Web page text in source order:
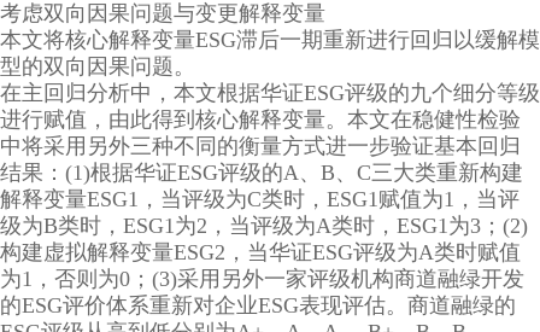
考虑双向因果问题与变更解释变量
本文将核心解释变量ESG滞后一期重新进行回归以缓解模
型的双向因果问题。
在主回归分析中，本文根据华证ESG评级的九个细分等级
进行赋值，由此得到核心解释变量。本文在稳健性检验
中将采用另外三种不同的衡量方式进一步验证基本回归
结果： (1)根据华证ESG评级的A、 B、 C三大类重新构建
解释变量ESG1 ，当评级为C类时， ESG1赋值为1 ，当评
级为B类时， ESG1为2 ，当评级为A类时， ESG1为3 ； (2)
构建虚拟解释变量ESG2 ，当华证ESG评级为A类时赋值
为1 ，否则为0 ； (3)采用另外一家评级机构商道融绿开发
的ESG评价体系重新对企业ESG表现评估。商道融绿的